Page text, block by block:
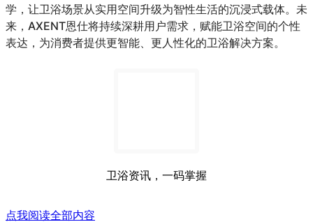
学，让卫浴场景从实用空间升级为智性生活的沉浸式载体。未
来，AXENT恩仕将持续深耕用户需求，赋能卫浴空间的个性
表达，为消费者提供更智能、更人性化的卫浴解决方案。
卫浴资讯，一码掌握
点我阅读全部内容